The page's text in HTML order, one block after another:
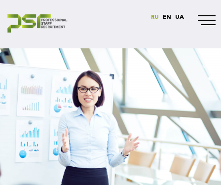
RU EN UA